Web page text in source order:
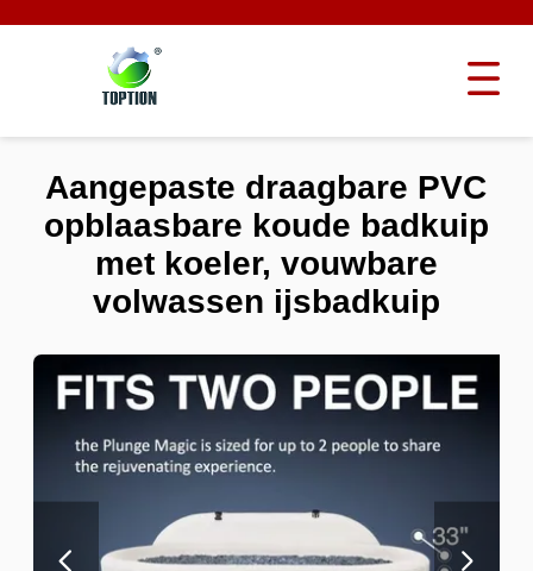
Aangepaste draagbare PVC
opblaasbare koude badkuip
met koeler, vouwbare
volwassen ijsbadkuip